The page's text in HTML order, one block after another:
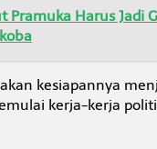
Pramuka Harus Jadi
kesiapannya
kerja-kerja